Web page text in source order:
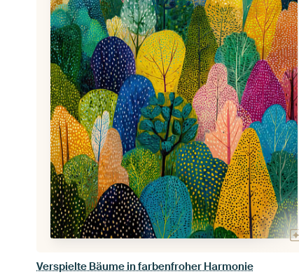
Verspielte Bäume in farbenfroher Harmonie